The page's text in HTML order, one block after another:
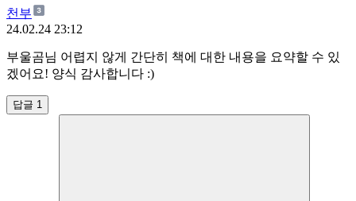
천부
24.02.24 23:12
부울곰님 어렵지 않게 간단히 책에 대한 내용을 요약할 수 있
겠어요! 양식 감사합니다 :)
답글 1